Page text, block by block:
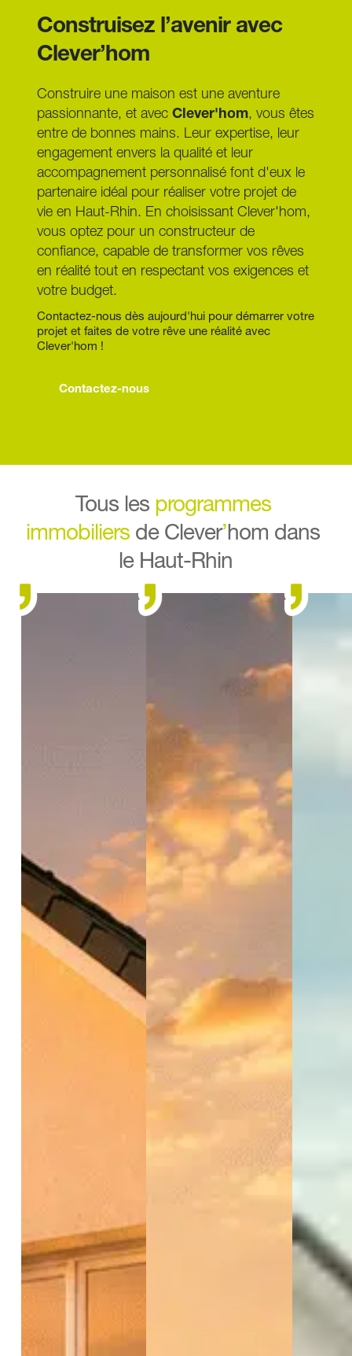
celui du Bade-Wurtemberg. De plus, les normes
strictes d'Europe, vous garantissant une maison plus
outre-rhin.
Construisez l’avenir avec
Clever’hom
Construire une maison est une aventure
passionnante, et avec Clever'hom, vous êtes
entre de bonnes mains. Leur expertise, leur
engagement envers la qualité et leur
accompagnement personnalisé font d'eux le
partenaire idéal pour réaliser votre projet de
vie en Haut-Rhin. En choisissant Clever'hom,
vous optez pour un constructeur de
confiance, capable de transformer vos rêves
en réalité tout en respectant vos exigences et
votre budget.
Contactez-nous dès aujourd'hui pour démarrer votre
projet et faites de votre rêve une réalité avec
Clever'hom !
Contactez-nous
Tous les programmes
immobiliers de Clever’hom dans
le Haut-Rhin